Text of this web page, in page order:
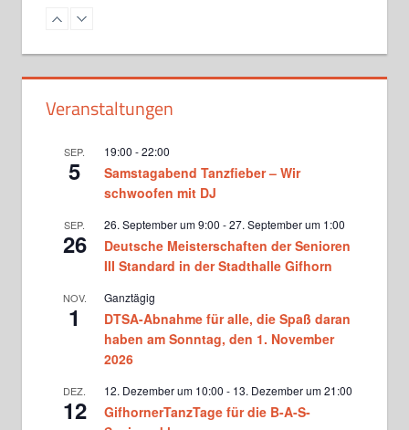
Parmigeis bei Ina Langner
Montag, 18.30 - 20.00
Turniergruppe Basics bei Martina
und Matthias Donners
Dienstag, 18.30 - 20.00
Standardformation bei Martina
und Matthias Donners
Dienstag, 20.00 - 20.45
Standard Jugendtraining bei
Victoria Ghadiri und Vlad
Milinovici
Mittwoch, 17.15 - 18.45
Michael Wenger sowie Vicky
Ghadiri und Vlad Milinovici
Veranstaltungen
SEP.
5
19:00 -22:00
Samstagabend Tanzfieber – Wir
schwoofen mit DJ
SEP.
26
26. September um 9:00 -27. September um 1:00
Deutsche Meisterschaften der Senioren
III Standard in der Stadthalle Gifhorn
NOV.
1
Ganztägig
DTSA-Abnahme für alle, die Spaß daran
haben am Sonntag, den 1. November
2026
DEZ.
12
12. Dezember um 10:00 - 13. Dezember um 21:00
GifhornerTanzTage für die B-A-S-